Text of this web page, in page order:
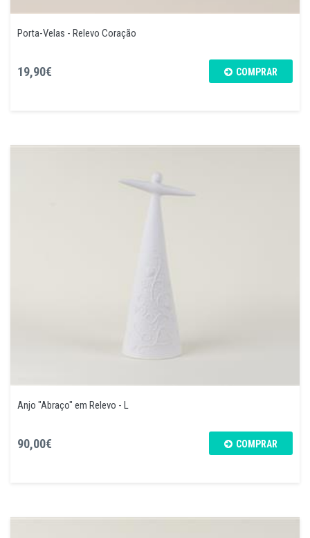
Porta-Velas - Relevo Coração
19,90€ COMPRAR
Anjo "Abraço" em Relevo - L
90,00€ COMPRAR